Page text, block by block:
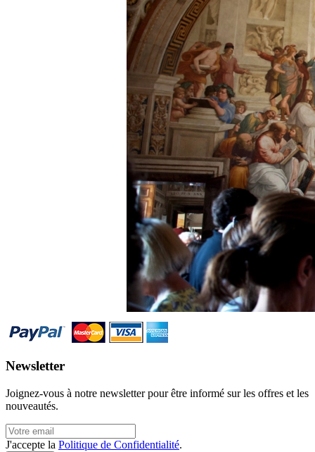
Newsletter
Joignez-vous à notre newsletter pour être informé sur les offres et les
nouveautés.
J'accepte la Politique de Confidentialité.